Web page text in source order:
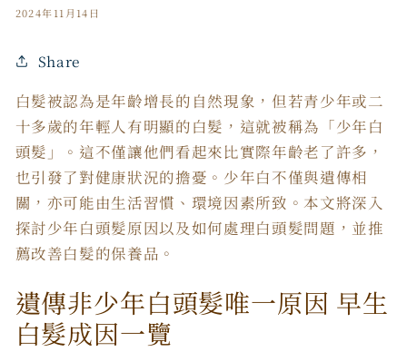
2024年11月14日
Share
白髮被認為是年齡增長的自然現象，但若青少年或二
十多歲的年輕人有明顯的白髮，這就被稱為「少年白
頭髮」。這不僅讓他們看起來比實際年齡老了許多，
也引發了對健康狀況的擔憂。少年白不僅與遺傳相
關，亦可能由生活習慣、環境因素所致。本文將深入
探討少年白頭髮原因以及如何處理白頭髮問題，並推
薦改善白髮的保養品。
遺傳非少年白頭髮唯一原因 早生
白髮成因一覽